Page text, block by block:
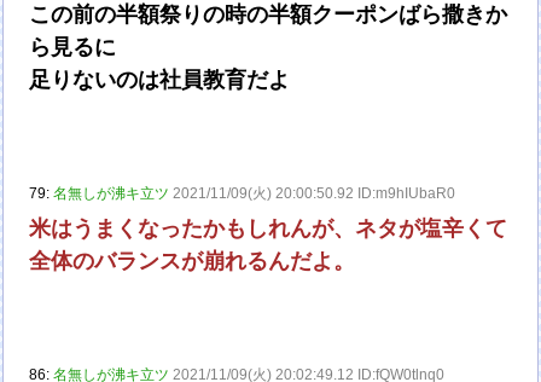
この前の半額祭りの時の半額クーポンばら撒きか
ら見るに
足りないのは社員教育だよ
79:名無しが沸キ立ツ 2021/11/09(火) 20:00:50.92 ID:m9hIUbaR0
米はうまくなったかもしれんが、ネタが塩辛くて
全体のバランスが崩れるんだよ。
86:名無しが沸キ立ツ 2021/11/09(火) 20:02:49.12 ID:fQW0tlnq0